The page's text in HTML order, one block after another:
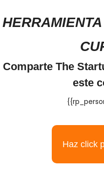
Comparte The
este
Haz click